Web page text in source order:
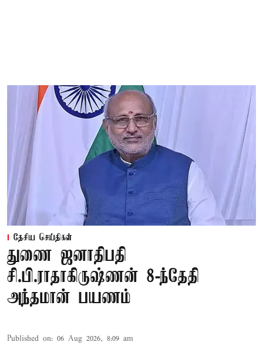
தேசிய செய்திகள்
துணை ஜனாதிபதி
சி.பி.ராதாகிருஷ்ணன் 8-ந்தேதி
அந்தமான் பயணம்
Published on: 06 Aug 2026, 8:09 am